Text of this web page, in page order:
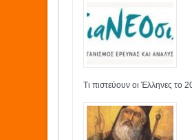
Τι πιστεύουν οι Έλληνες το